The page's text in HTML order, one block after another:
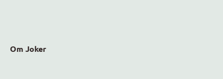
Om Joker